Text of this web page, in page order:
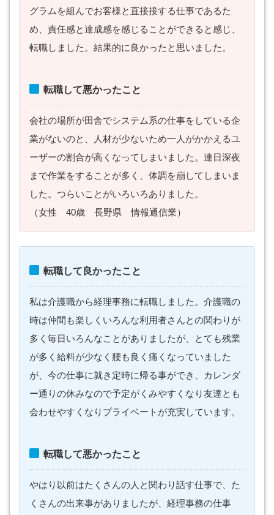
グラムを組んでお客様と直接接する仕事であるた
め、責任感と達成感を感じることができると感じ、
転職しました。結果的に良かったと思いました。
転職して悪かったこと
会社の場所が田舎でシステム系の仕事をしている企
業がないのと、人材が少ないため一人がかかえるユ
ーザーの割合が高くなってしまいました。連日深夜
まで作業をすることが多く、体調を崩してしまいま
した。つらいことがいろいろありました。
（女性 40歳 長野県 情報通信業）
転職して良かったこと
私は介護職から経理事務に転職しました。介護職の
時は仲間も楽しくいろんな利用者さんとの関わりが
多く毎日いろんなことがありましたが、とても残業
が多く給料が少なく腰も良く痛くなっていました
が、今の仕事に就き定時に帰る事ができ、カレンダ
ー通りの休みなので予定がくみやすくなり友達とも
会わせやすくなりプライベートが充実しています。
転職して悪かったこと
やはり以前はたくさんの人と関わり話す仕事で、た
くさんの出来事がありましたが、経理事務の仕事